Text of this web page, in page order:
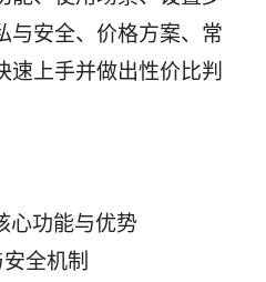
与安全、价格方案、常
速上手并做出性价比判
心功能与优势
全机制